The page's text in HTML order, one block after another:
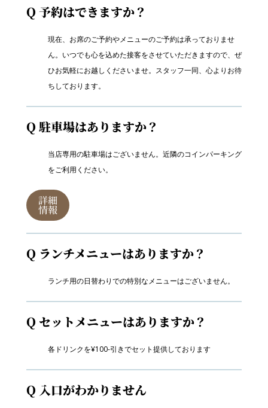
Q 予約はできますか？
現在、お席のご予約やメニューのご予約は承っておりませ
ん。いつでも心を込めた接客をさせていただきますので、ぜ
ひお気軽にお越しくださいませ。スタッフ一同、心よりお待
ちしております。
Q 駐車場はありますか？
当店専用の駐車場はございません。近隣のコインパーキング
をご利用ください。
詳細
情報
Q ランチメニューはありますか？
ランチ用の日替わりでの特別なメニューはございません。
Q セットメニューはありますか？
各ドリンクを¥100-引きでセット提供しております
Q 入口がわかりません